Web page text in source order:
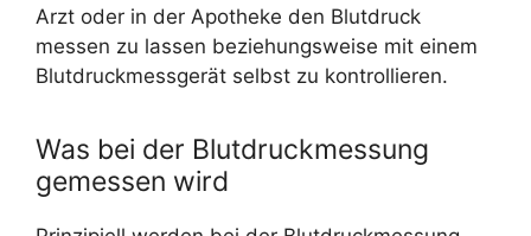
Arzt oder in der Apotheke den Blutdruck
messen zu lassen beziehungsweise mit einem
Blutdruckmessgerät selbst zu kontrollieren.
Was bei der Blutdruckmessung
gemessen wird